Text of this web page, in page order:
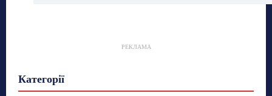
РЕКЛАМА
Категорії